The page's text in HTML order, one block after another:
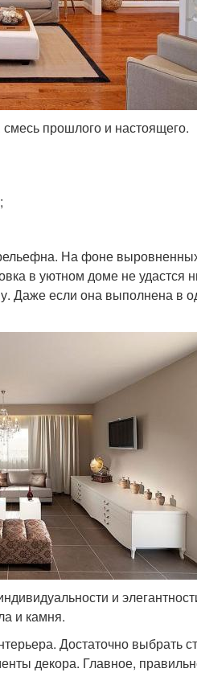
прошлого и настоящего.
На фоне
в уютном доме не удастся
Даже если она выполнена в
и
и камня.
Достаточно выбрать
декора. Главное,